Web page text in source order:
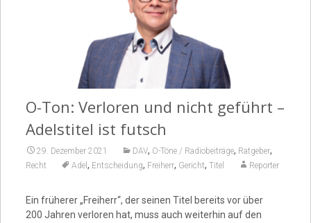
O-Ton: Verloren und nicht geführt –
Adelstitel ist futsch
29. Dezember 2021 DAV, O-Töne / Radiobeiträge, Ratgeber,
Recht Adel , Entscheidung, Freiherr, Gericht, Titel Reporter
Ein früherer „Freiherr“, der seinen Titel bereits vor über
200 Jahren verloren hat, muss auch weiterhin auf den